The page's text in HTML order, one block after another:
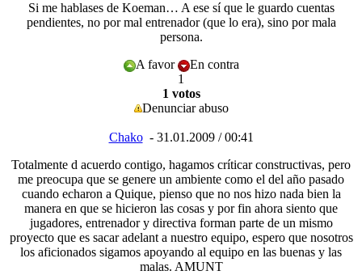
Si me hablases de Koeman… A ese sí que le guardo cuentas
pendientes, no por mal entrenador (que lo era), sino por mala
persona.
A favor
En contra
1
1 votos
Denunciar abuso
Chako - 31.01.2009 / 00:41
Totalmente d acuerdo contigo, hagamos críticar constructivas, pero
me preocupa que se genere un ambiente como el del año pasado
cuando echaron a Quique, pienso que no nos hizo nada bien la
manera en que se hicieron las cosas y por fin ahora siento que
jugadores, entrenador y directiva forman parte de un mismo
proyecto que es sacar adelant a nuestro equipo, espero que nosotros
los aficionados sigamos apoyando al equipo en las buenas y las
malas. AMUNT